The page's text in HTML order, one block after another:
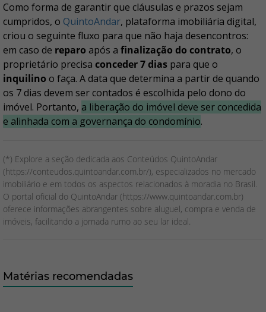
Como forma de garantir que cláusulas e prazos sejam
cumpridos, o QuintoAndar, plataforma imobiliária digital,
criou o seguinte fluxo para que não haja desencontros:
em caso de reparo após a finalização do contrato, o
proprietário precisa conceder 7 dias para que o
inquilino o faça. A data que determina a partir de quando
os 7 dias devem ser contados é escolhida pelo dono do
imóvel. Portanto, a liberação do imóvel deve ser concedida
e alinhada com a governança do condomínio.
(*) Explore a seção dedicada aos Conteúdos QuintoAndar
(https://conteudos.quintoandar.com.br/), especializados no mercado
imobiliário e em todos os aspectos relacionados à moradia no Brasil.
O portal oficial do QuintoAndar (https://www.quintoandar.com.br)
oferece informações abrangentes sobre aluguel, compra e venda de
imóveis, facilitando a jornada rumo ao seu lar ideal.
Matérias recomendadas